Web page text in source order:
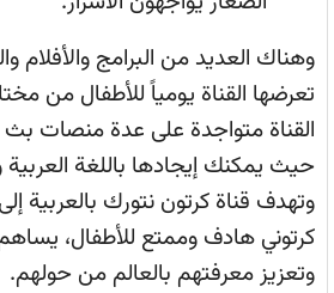
وهناك العديد من البرامج والأفلام
تعرضها القناة يومياً للأطفال من
القناة متواجدة على عدة منصات بث
حيث يمكنك إيجادها باللغة العربية
وتهدف قناة كرتون نتورك بالعربية
كرتوني هادف وممتع للأطفال،
وتعزيز معرفتهم بالعالم من حولهم.